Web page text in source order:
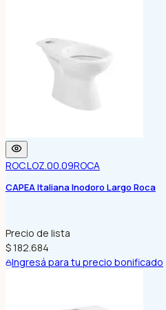
ROC.LOZ.00.09ROCA
CAPEA Italiana Inodoro Largo Roca
Precio de lista
$ 182.684
Ingresá para tu precio bonificado